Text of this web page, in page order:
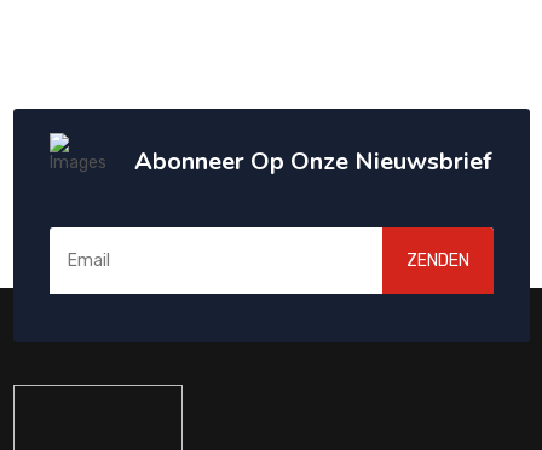
Abonneer Op Onze Nieuwsbrief
ZENDEN